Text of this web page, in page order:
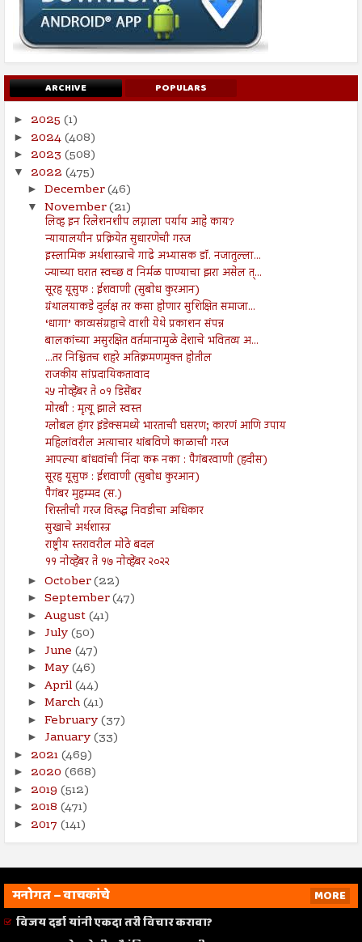
ARCHIVE POPULARS
► 2025 (1)
► 2024(408)
► 2023 (508)
▼ 2022 (475)
► December(46)
▼ November(21)
लिव्ह इन रिलेशनशीप लग्नाला पर्याय आहे काय?
न्यायालयीन प्रक्रियेत सुधारणेची गरज
इस्लामिक अर्थशास्त्राचे गाढे अभ्यासक डॉ. नजातुल्ला...
ज्याच्या घरात स्वच्छ व निर्मळ पाण्याचा झरा असेल त्...
सूरह यूसुफ : ईशवाणी (सुबोध कुरआन)
ग्रंथालयाकडे दुर्लक्ष तर कसा होणार सुशिक्षित समाजा...
‘धागा’ काव्यसंग्रहाचे वाशी येथे प्रकाशन संपन्न
बालकांच्या असुरक्षित वर्तमानामुळे देशाचे भवितव्य अ...
...तर निश्चितच शहरे अतिक्रमणमुक्त होतील
राजकीय सांप्रदायिकतावाद
२५ नोव्हेंबर ते ०१ डिसेंबर
मोरबी : मृत्यू झाले स्वस्त
ग्लोबल हंगर इंडेक्समध्ये भारताची घसरण; कारणं आणि उपाय
महिलांवरील अत्याचार थांबविणे काळाची गरज
आपल्या बांधवांची निंदा करू नका : पैगंबरवाणी (हदीस)
सूरह यूसुफ : ईशवाणी (सुबोध कुरआन)
पैगंबर मुहम्मद (स.)
शिस्तीची गरज विरुद्ध निवडीचा अधिकार
सुखाचे अर्थशास्त्र
राष्ट्रीय स्तरावरील मोठे बदल
११ नोव्हेंबर ते १७ नोव्हेंबर २०२२
► October(22)
► September(47)
► August(41)
► July(50)
► June (47)
► May(46)
► April(44)
► March(41)
► February(37)
► January(33)
► 2021(469)
► 2020 (668)
► 2019 (512)
► 2018 (471)
► 2017 (141)
मनोगत – वाचकांचे
MORE
विजय दर्डा यांनी एकदा तरी विचार करावा?